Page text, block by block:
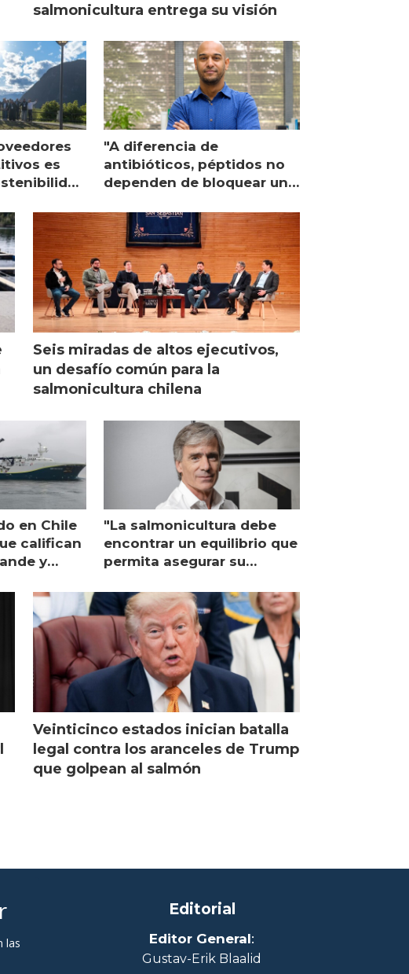
salmonicultura entrega su visión
es
"A diferencia de
antibióticos, péptidos no
dependen de bloquear una
Seis miradas de altos ejecutivos,
un desafío común para la
salmonicultura chilena
en Chile
califican
y
"La salmonicultura debe
encontrar un equilibrio que
permita asegurar su
Veinticinco estados inician batalla
legal contra los aranceles de Trump
que golpean al salmón
las
Editorial
Editor General:
Gustav-Erik Blaalid